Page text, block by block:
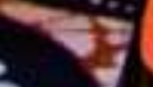
Limited
Havana